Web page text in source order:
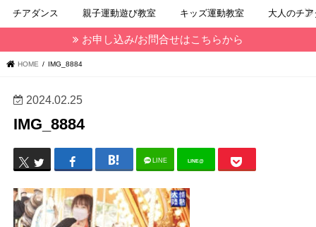
チアダンス 親子運動遊び教室 キッズ運動教室 大人のチ
お申し込み/お問合せはこちらから
HOME IMG_8884
2024.02.25
IMG_8884
LINE LINE@